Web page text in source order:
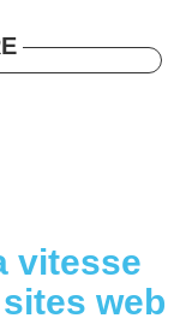
vitesse
web